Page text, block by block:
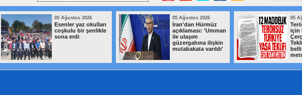
Ağustos 2026
Hürmüz
'Umman
ulaşım
ilişkin
varıldı'
05 Ağustos 2026
Terörsüz Türkiye
için hazırlanan
Çerçeve Yasa
Teklifi'nin maddeleri
belli oldu, işte tam
metni
05 Ağustos 2026
Çerçeve yasa: Örgüt
yöneticileri, kasten
öldürme suçu
işleyenler, müebbet
hapis cezası alanlar
kapsam dışı